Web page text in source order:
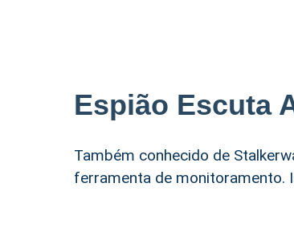
Espião Escuta
Também conhecido de
ferramenta de monitoramento.